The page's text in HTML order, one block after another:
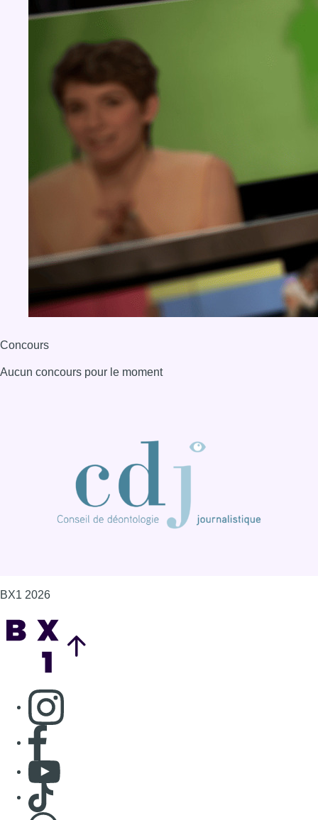
Concours
Aucun concours pour le moment
BX1 2026
Consulter page Instagram
Consulter page Facebook
Consulter Youtube
Consulter TikTok